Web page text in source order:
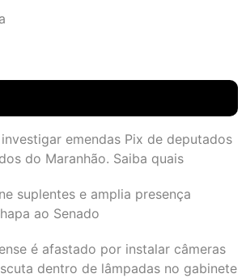
emendas Pix de deputados
do Maranhão. Saiba quais
suplentes e amplia presença
ao Senado
é afastado por instalar câmeras
dentro de lâmpadas no gabinete